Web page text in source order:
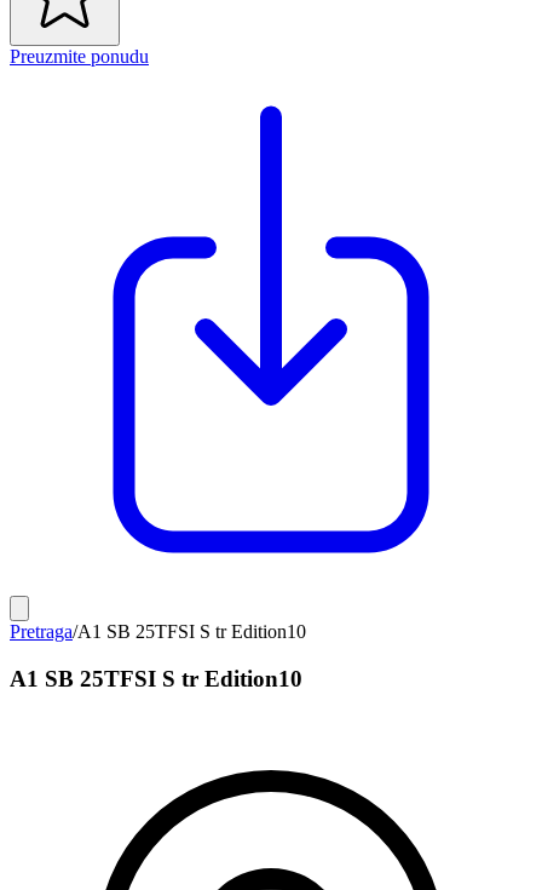
Preuzmite ponudu
Pretraga/A1 SB 25TFSI S tr Edition10
A1 SB 25TFSI S tr Edition10